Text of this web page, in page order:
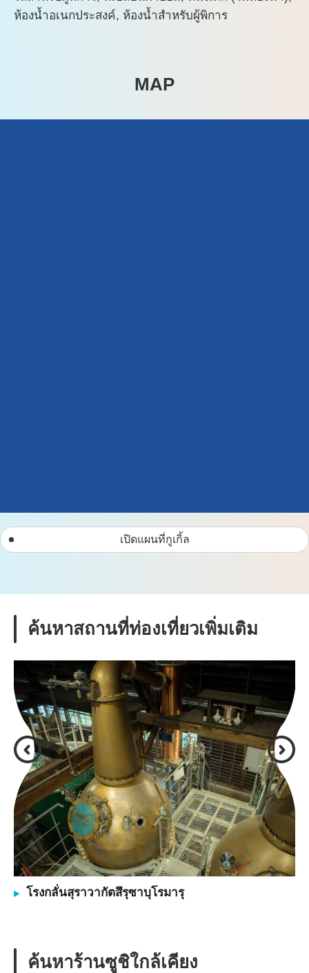
ห้องน้ำอเนกประสงค์, ห้องน้ำสำหรับผู้พิการ
MAP
เปิดแผนที่กูเกิ้ล
ค้นหาสถานที่ท่องเที่ยวเพิ่มเติม
โรงกลั่นสุราวากัตสึรุซาบุโรมารุ
ค้นหาร้านซูชิใกล้เคียง